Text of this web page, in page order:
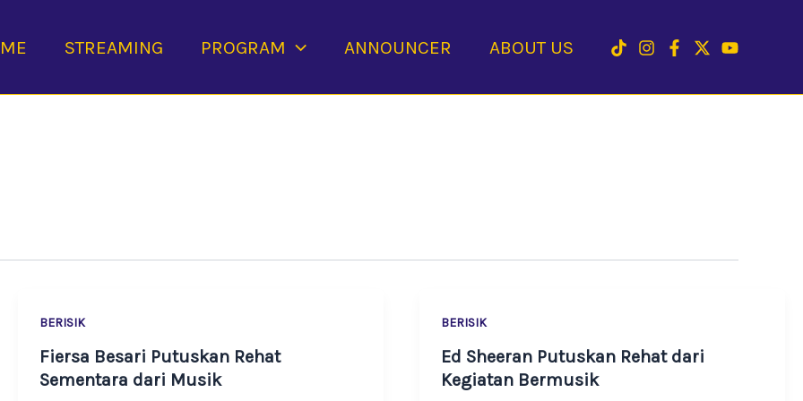
STREAMING PROGRAM ANNOUNCER ABOUT US
BERISIK
Fiersa Besari Putuskan Rehat
Sementara dari Musik
BERISIK
Ed Sheeran Putuskan Rehat dari
Kegiatan Bermusik